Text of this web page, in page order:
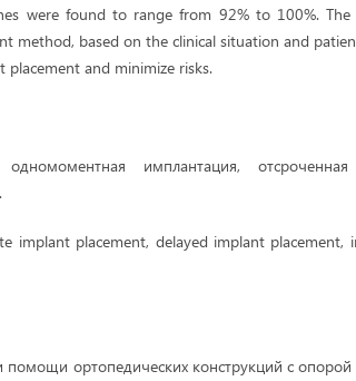
were found to range from 92% to 100%. The
method, based on the clinical situation and
and minimize risks.
имплантация, отсроченная
implant placement, delayed implant placement,
ортопедических конструкций с опорой